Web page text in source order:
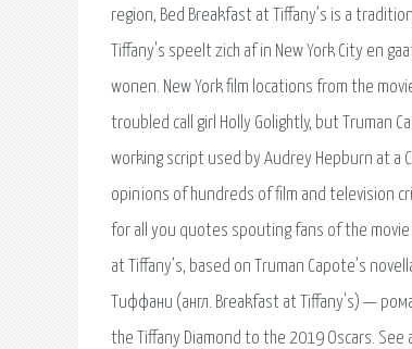
region, Bed Breakfast at Tiffany’s is a
Tiffany's speelt zich af in New York City en
wonen. New York film locations from the
troubled call girl Holly Golightly, but Truman
working script used by Audrey Hepburn at a
opinions of hundreds of film and television
for all you quotes spouting fans of the
at Tiffany’s, based on Truman Capote’s
Тиффани (англ. Breakfast at Tiffany's) —
the Tiffany Diamond to the 2019 Oscars.